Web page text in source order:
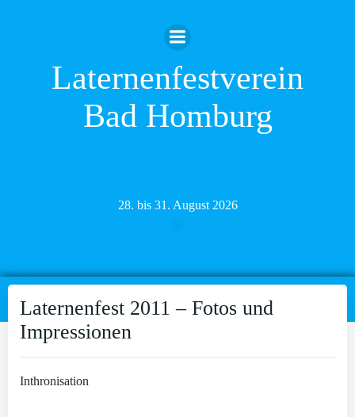
Inhalt
springen
Laternenfestverein
Bad Homburg
28. bis 31. August 2026
Laternenfest 2011 – Fotos und
Impressionen
Inthronisation